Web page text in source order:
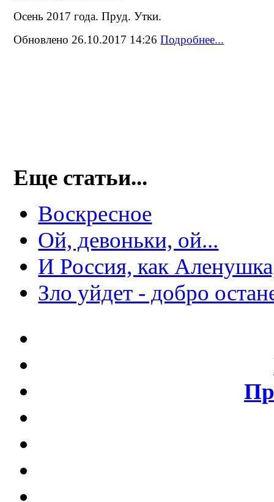
Осень 2017 года. Пруд. Утки.
Обновлено 26.10.2017 14:26Подробнее...
Еще статьи...
Воскресное
Ой, девоньки, ой...
И Россия, как
Зло уйдет - добро